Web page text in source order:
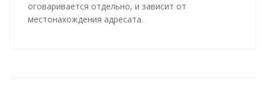
оговаривается отдельно, и зависит от
местонахождения адресата.